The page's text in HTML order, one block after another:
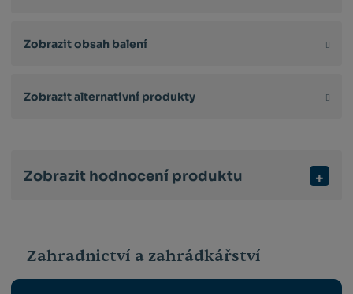
Zobrazit obsah balení
Zobrazit alternativní produkty
Zobrazit hodnocení produktu
Zahradnictví a zahrádkářství